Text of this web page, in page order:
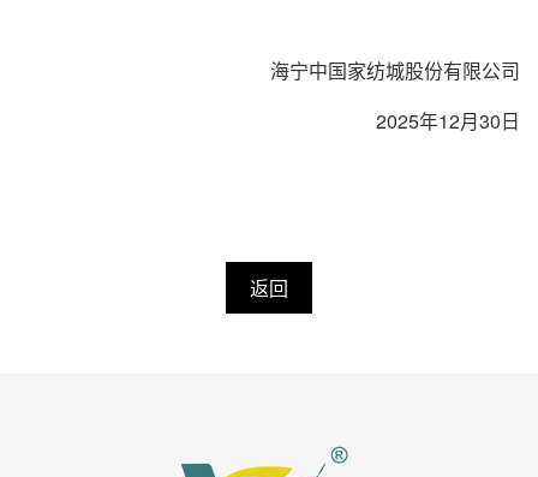
海宁中国家纺城股份有限公司
2025年12月30日
返回